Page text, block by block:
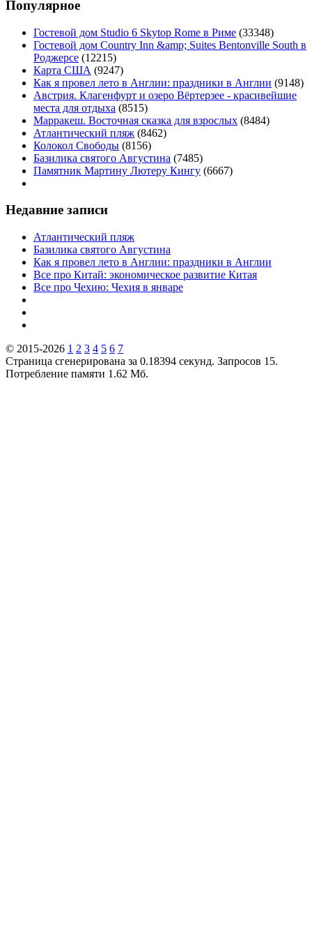
Популярное
Гостевой дом Studio 6 Skytop Rome в Риме (33348)
Гостевой дом Country Inn &amp; Suites Bentonville South в
Роджерсе (12215)
Карта США (9247)
Как я провел лето в Англии: праздники в Англии (9148)
Австрия. Клагенфурт и озеро Вёртерзее - красивейшие
места для отдыха (8515)
Марракеш. Восточная сказка для взрослых (8484)
Атлантический пляж (8462)
Колокол Свободы (8156)
Базилика святого Августина (7485)
Памятник Мартину Лютеру Кингу (6667)
Недавние записи
Атлантический пляж
Базилика святого Августина
Как я провел лето в Англии: праздники в Англии
Все про Китай: экономическое развитие Китая
Все про Чехию: Чехия в январе
© 2015-2026 1 2 3 4 5 6 7
Страница сгенерирована за 0.18394 секунд. Запросов 15.
Потребление памяти 1.62 Мб.